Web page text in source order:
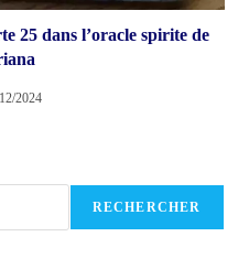
25 dans l’oracle spirite de
2024
RECHERCHER